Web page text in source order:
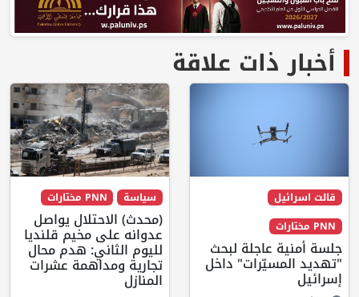
أخبار ذات علاقة
قالت اسرائيل
PNN مختارات
جلسة أمنية عاجلة لبحث
"تهديد المسيّرات" داخل
إسرائيل
سياسة PNN مختارات
(محدث) الاحتلال يواصل
عدوانه على مخيم قلنديا
لليوم الثاني: هدم محال
تجارية ومداهمة عشرات
المنازل